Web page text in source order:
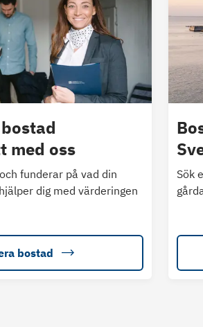
med oss
funderar på vad din
dig med värderingen
bostad
Sök